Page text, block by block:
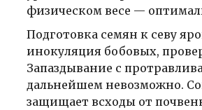
физическом весе —
Подготовка семян к севу
инокуляция бобовых,
Запаздывание с
дальнейшем невозможно.
защищает всходы от